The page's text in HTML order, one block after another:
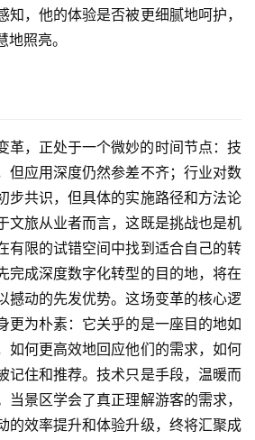
知，他的体验是否被更细腻地呵护，
照亮。
革，正处于一个微妙的时间节点：技
但应用深度仍然参差不齐；行业对数
步共识，但具体的实施路径和方法论
文旅从业者而言，这既是挑战也是机
限的试错空间中找到适合自己的转
完成深度数字化转型的目的地，将在
撼动的先发优势。这场变革的核心逻
更为朴素：它关乎的是一座目的地如
如何更高效地回应他们的需求，如何
记住和推荐。技术只是手段，温暖而
当景区学会了真正理解游客的需求，
的效率提升和体验升级，终将汇聚成